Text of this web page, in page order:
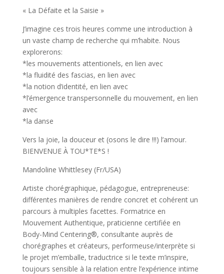
« La Défaite et la Saisie »
J’imagine ces trois heures comme une introduction à
un vaste champ de recherche qui m’habite. Nous
explorerons:
*les mouvements attentionels, en lien avec
*la fluidité des fascias, en lien avec
*la notion d’identité, en lien avec
*l’émergence transpersonnelle du mouvement, en lien
avec
*la danse
Vers la joie, la douceur et (osons le dire !!!) l’amour.
BIENVENUE À TOU*TE*S !
Mandoline Whittlesey (Fr/USA)
Artiste chorégraphique, pédagogue, entrepreneuse:
différentes manières de rendre concret et cohérent un
parcours à multiples facettes. Formatrice en
Mouvement Authentique, praticienne certifiée en
Body-Mind Centering®, consultante auprès de
chorégraphes et créateurs, performeuse/interprète si
le projet m’emballe, traductrice si le texte m’inspire,
toujours sensible à la relation entre l’expérience intime